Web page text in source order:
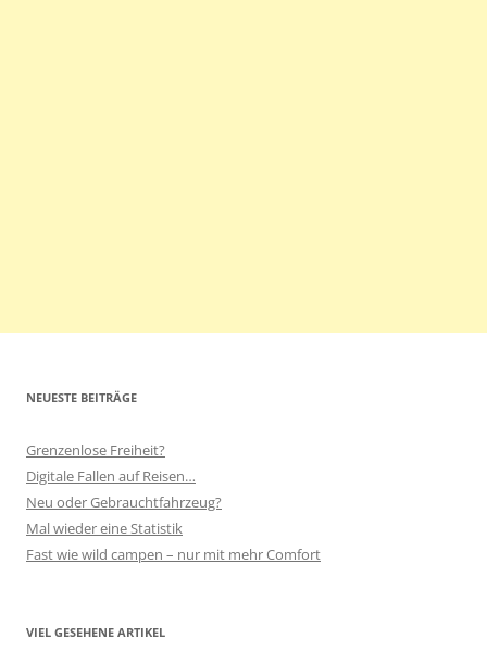
NEUESTE BEITRÄGE
Grenzenlose Freiheit?
Digitale Fallen auf Reisen…
Neu oder Gebrauchtfahrzeug?
Mal wieder eine Statistik
Fast wie wild campen – nur mit mehr Comfort
VIEL GESEHENE ARTIKEL